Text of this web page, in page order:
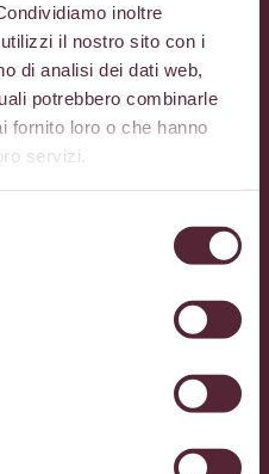
inoltre
il nostro sito con i
di analisi dei dati web,
potrebbero combinarle
fornito loro o che hanno
servizi.
CATERING